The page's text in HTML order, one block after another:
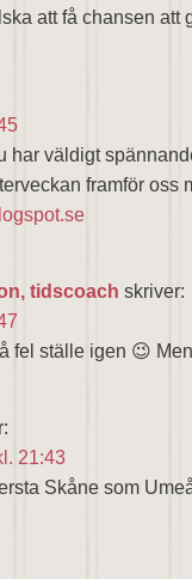
att få chansen att
har väldigt
framför oss
tidscoach skriver:
fel ställe igen 😉
21:43
Skåne som